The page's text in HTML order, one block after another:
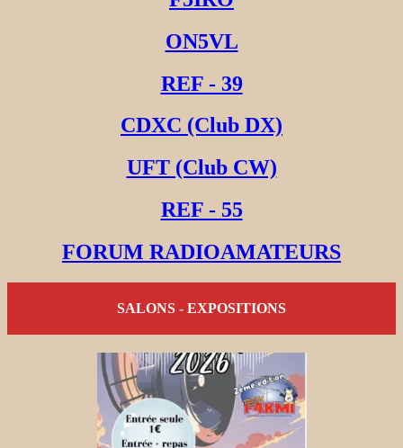
ON5VL
REF - 39
CDXC (Club DX)
UFT (Club CW)
REF - 55
FORUM RADIOAMATEURS
SALONS - EXPOSITIONS